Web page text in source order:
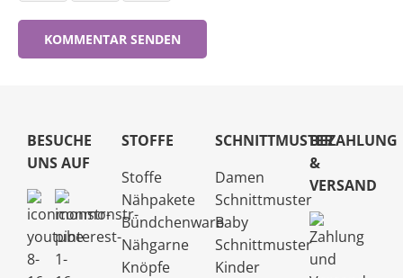
BESUCHE
UNS AUF
STOFFE
Stoffe
Nähpakete
Bündchenware
Nähgarne
Knöpfe
SCHNITTMUSTER
Damen
Schnittmuster
Baby
Schnittmuster
Kinder
BEZAHLUNG
&
VERSAND